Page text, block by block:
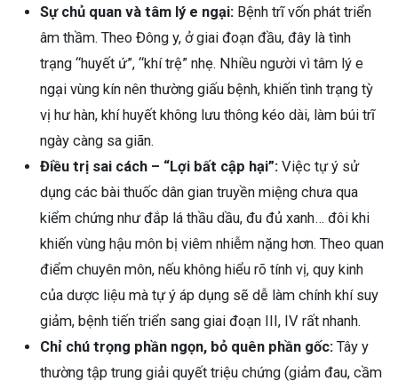
Sau Sinh Có Tự Khỏi
Thông Tin Cần Biết
sau sinh là tình trạng viêm da
phổ biến, khiến đôi bàn tay,
của chị em trở nên khô...
Sự chủ quan và tâm lý e ngại: Bệnh trĩ vốn phát triển
âm thầm. Theo Đông y, ở giai đoạn đầu, đây là tình
trạng “huyết ứ”, “khí trệ” nhẹ. Nhiều người vì tâm lý e
ngại vùng kín nên thường giấu bệnh, khiến tình trạng tỳ
vị hư hàn, khí huyết không lưu thông kéo dài, làm búi trĩ
ngày càng sa giãn.
Điều trị sai cách – “Lợi bất cập hại”: Việc tự ý sử
dụng các bài thuốc dân gian truyền miệng chưa qua
kiểm chứng như đắp lá thầu dầu, đu đủ xanh… đôi khi
khiến vùng hậu môn bị viêm nhiễm nặng hơn. Theo quan
điểm chuyên môn, nếu không hiểu rõ tính vị, quy kinh
của dược liệu mà tự ý áp dụng sẽ dễ làm chính khí suy
giảm, bệnh tiến triển sang giai đoạn III, IV rất nhanh.
Chỉ chú trọng phần ngọn, bỏ quên phần gốc: Tây y
thường tập trung giải quyết triệu chứng (giảm đau, cầm